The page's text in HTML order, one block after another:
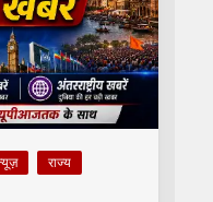
राज्य